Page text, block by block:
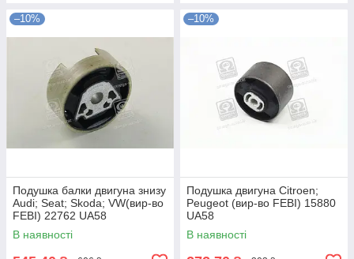
–10%
Подушка балки двигуна знизу
Audi; Seat; Skoda; VW(вир-во
FEBI) 22762 UA58
В наявності
–10%
Подушка двигуна Citroen;
Peugeot (вир-во FEBI) 15880
UA58
В наявності